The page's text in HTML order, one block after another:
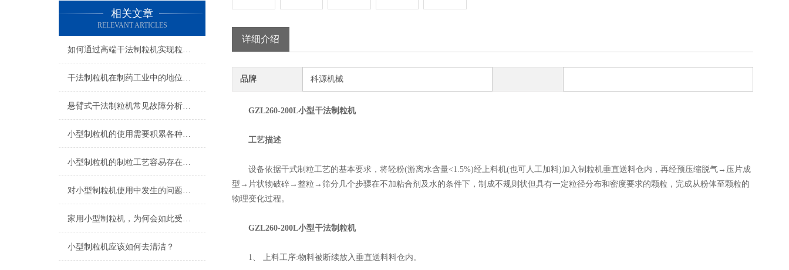
相关文章
RELEVANT ARTICLES
如何通过高端干法制粒机实现粒径均匀度的准确调控？
干法制粒机在制药工业中的地位与作用
悬臂式干法制粒机常见故障分析与排除
小型制粒机的使用需要积累各种常见问题经验
小型制粒机的制粒工艺容易存在的问题
对小型制粒机使用中发生的问题有何建议
家用小型制粒机，为何会如此受到青睐
小型制粒机应该如何去清洁？
详细介绍
品牌 科源机械
GZL260-200L小型干法制粒机
工艺描述
设备依据干式制粒工艺的基本要求，将轻粉(游离水含量<1.5%)经上料机(也可人工加料)加入制粒机垂直送料仓内，再经预压缩脱气→压片成
型→片状物破碎→整粒→筛分几个步骤在不加粘合剂及水的条件下，制成不规则状但具有一定粒径分布和密度要求的颗粒，完成从粉体至颗粒的
物理变化过程。
GZL260-200L小型干法制粒机
1、 上料工序:物料被断续放入垂直送料料仓内。